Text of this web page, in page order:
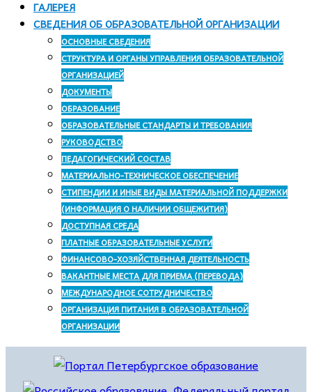
ГАЛЕРЕЯ
СВЕДЕНИЯ ОБ ОБРАЗОВАТЕЛЬНОЙ ОРГАНИЗАЦИИ
ОСНОВНЫЕ СВЕДЕНИЯ
СТРУКТУРА И ОРГАНЫ УПРАВЛЕНИЯ ОБРАЗОВАТЕЛЬНОЙ
ОРГАНИЗАЦИЕЙ
ДОКУМЕНТЫ
ОБРАЗОВАНИЕ
ОБРАЗОВАТЕЛЬНЫЕ СТАНДАРТЫ И ТРЕБОВАНИЯ
РУКОВОДСТВО
ПЕДАГОГИЧЕСКИЙ СОСТАВ
МАТЕРИАЛЬНО-ТЕХНИЧЕСКОЕ ОБЕСПЕЧЕНИЕ
СТИПЕНДИИ И ИНЫЕ ВИДЫ МАТЕРИАЛЬНОЙ ПОДДЕРЖКИ
(ИНФОРМАЦИЯ О НАЛИЧИИ ОБЩЕЖИТИЯ)
ДОСТУПНАЯ СРЕДА
ПЛАТНЫЕ ОБРАЗОВАТЕЛЬНЫЕ УСЛУГИ
ФИНАНСОВО-ХОЗЯЙСТВЕННАЯ ДЕЯТЕЛЬНОСТЬ
ВАКАНТНЫЕ МЕСТА ДЛЯ ПРИЕМА (ПЕРЕВОДА)
МЕЖДУНАРОДНОЕ СОТРУДНИЧЕСТВО
ОРГАНИЗАЦИЯ ПИТАНИЯ В ОБРАЗОВАТЕЛЬНОЙ
ОРГАНИЗАЦИИ